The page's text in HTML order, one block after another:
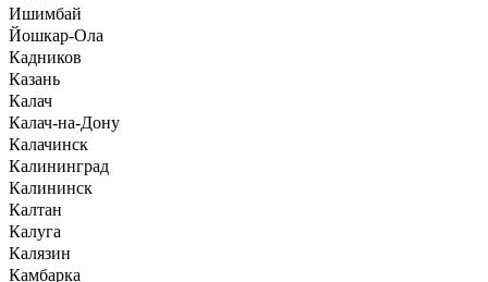
Ишимбай
Йошкар-Ола
Кадников
Казань
Калач
Калач-на-Дону
Калачинск
Калининград
Калининск
Калтан
Калуга
Калязин
Камбарка